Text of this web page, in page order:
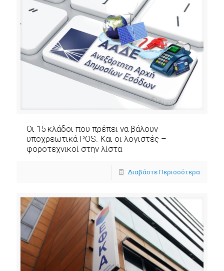
Οι 15 κλάδοι που πρέπει να βάλουν
υποχρεωτικά POS. Και οι λογιστές –
φοροτεχνικοί στην λίστα
Διαβάστε Περισσότερα